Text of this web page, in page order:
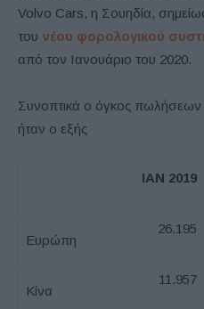
Volvo Cars, η Σουηδία,
του νέου φορολογικού
από τον Ιανουάριο του 2020.
Συνοπτικά ο όγκος πωλήσεων
ήταν ο εξής
ΙΑΝ 2019
Ευρώπη
26.195
Κίνα
11.957